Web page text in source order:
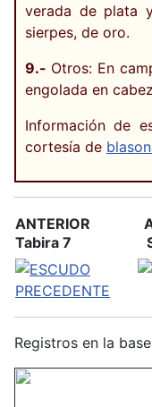
verada de plata
sierpes, de oro.
9.- Otros: En
engolada en
Información de
cortesía de
ANTERIOR
Tabira 7
Registros en la